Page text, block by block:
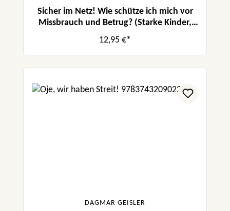
Sicher im Netz! Wie schütze ich mich vor
Missbrauch und Betrug? (Starke Kinder,
glückliche Eltern)
12,95 €*
DAGMAR GEISLER